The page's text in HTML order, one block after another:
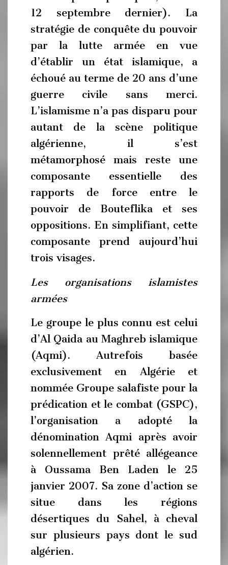
12 septembre dernier). La
stratégie de conquête du pouvoir
par la lutte armée en vue
d’établir un état islamique, a
échoué au terme de 20 ans d’une
guerre civile sans merci.
L’islamisme n’a pas disparu pour
autant de la scène politique
algérienne, il s’est
métamorphosé mais reste une
composante essentielle des
rapports de force entre le
pouvoir de Bouteflika et ses
oppositions. En simplifiant, cette
composante prend aujourd’hui
trois visages.
Les organisations islamistes
armées
Le groupe le plus connu est celui
d’Al Qaida au Maghreb islamique
(Aqmi). Autrefois basée
exclusivement en Algérie et
nommée Groupe salafiste pour la
prédication et le combat (GSPC),
l’organisation a adopté la
dénomination Aqmi après avoir
solennellement prêté allégeance
à Oussama Ben Laden le 25
janvier 2007. Sa zone d’action se
situe dans les régions
désertiques du Sahel, à cheval
sur plusieurs pays dont le sud
algérien.